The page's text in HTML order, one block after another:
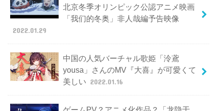
北京冬季オリンピック公認アニメ映画
「我们的冬奥」非人哉編予告映像
2022.01.29
中国の人気バーチャル歌姫「泠鳶
yousa」さんのMV『大喜』が可愛くて
美しい 2022.01.16